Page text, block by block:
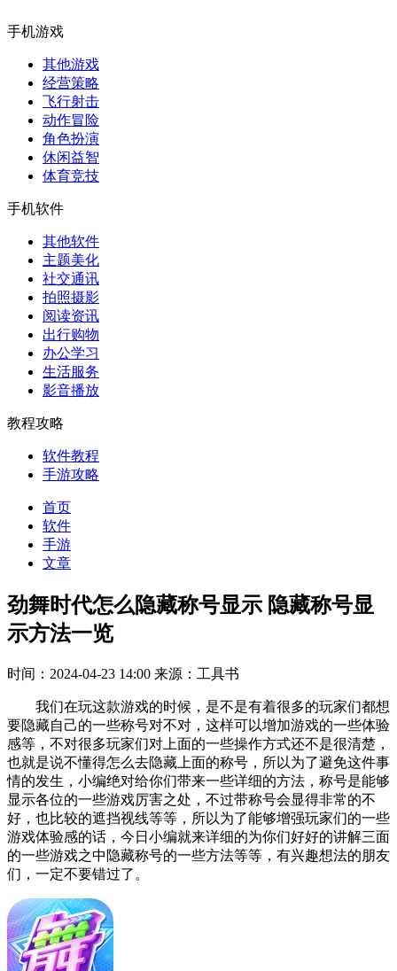
手机游戏
其他游戏
经营策略
飞行射击
动作冒险
角色扮演
休闲益智
体育竞技
手机软件
其他软件
主题美化
社交通讯
拍照摄影
阅读资讯
出行购物
办公学习
生活服务
影音播放
教程攻略
软件教程
手游攻略
首页
软件
手游
文章
劲舞时代怎么隐藏称号显示 隐藏称号显
示方法一览
时间：2024-04-23 14:00 来源：工具书
我们在玩这款游戏的时候，是不是有着很多的玩家们都想
要隐藏自己的一些称号对不对，这样可以增加游戏的一些体验
感等，不对很多玩家们对上面的一些操作方式还不是很清楚，
也就是说不懂得怎么去隐藏上面的称号，所以为了避免这件事
情的发生，小编绝对给你们带来一些详细的方法，称号是能够
显示各位的一些游戏厉害之处，不过带称号会显得非常的不
好，也比较的遮挡视线等等，所以为了能够增强玩家们的一些
游戏体验感的话，今日小编就来详细的为你们好好的讲解三面
的一些游戏之中隐藏称号的一些方法等等，有兴趣想法的朋友
们，一定不要错过了。